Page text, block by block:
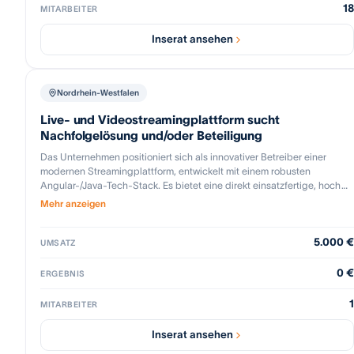
MITARBEITER 18
Inserat ansehen
Nordrhein-Westfalen
Live- und Videostreamingplattform sucht
Nachfolgelösung und/oder Beteiligung
Das Unternehmen positioniert sich als innovativer Betreiber einer
modernen Streamingplattform, entwickelt mit einem robusten
Angular-/Java-Tech-Stack. Es bietet eine direkt einsatzfertige, hoch
skalierbare Lösung, die sowohl Live- als auch On-Demand-Streaming
Veranstaltungswesen, Broadcasting und für Agenturen sowie
Geschäftsmodells interessiert sind. Die Wertschöpfung ergibt sich aus
Anwendungsfreundlichkeit, um die Anforderungen eines sich schnell
Mehr anzeigen
UMSATZ 5.000 €
ERGEBNIS 0 €
MITARBEITER 1
Inserat ansehen